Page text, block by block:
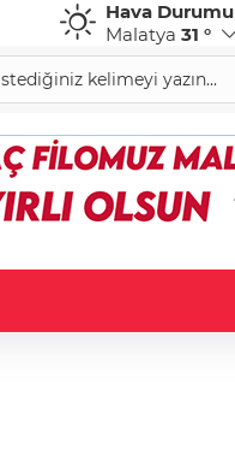
Hava Durumu
Malatya 31 °